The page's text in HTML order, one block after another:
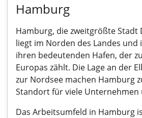
Hamburg
Hamburg, die zweitgrößte Stadt
liegt im Norden des Landes
ihren bedeutenden Hafen, der
Europas zählt. Die Lage an der
zur Nordsee machen Hamburg
Standort für viele Unternehmen
Das Arbeitsumfeld in Hamburg